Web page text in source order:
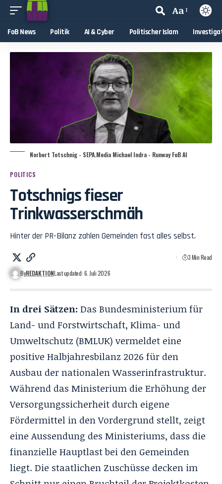
Aa
FoB News Politik AI & Cyber Politischer Islam
Norbert Totschnig - SEPA.Media Michael Indra - Runway FoB AI
POLITICS
Totschnigs fieser
Trinkwasserschmäh
Hinter der PR-Bilanz zahlen Gemeinden fast alles selbst.
ByREDAKTIONLast updated: 6. Juli 2026
3 Min Read
In drei Sätzen: Das Bundesministerium für
Land- und Forstwirtschaft, Klima- und
Umweltschutz (BMLUK) vermeldet eine
positive Halbjahresbilanz 2026 für den
Ausbau der nationalen Wasserinfrastruktur.
Während das Ministerium die Erhöhung der
Versorgungssicherheit durch eigene
Fördermittel in den Vordergrund stellt, zeigt
eine Aussendung des Ministeriums, dass die
finanzielle Hauptlast bei den Gemeinden
liegt. Die staatlichen Zuschüsse decken im